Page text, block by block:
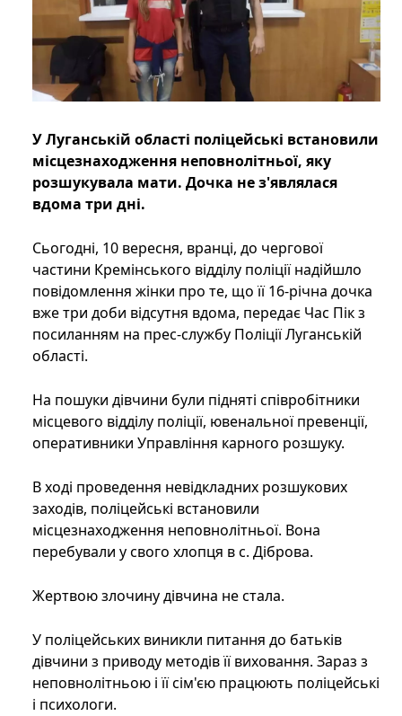
У Луганській області поліцейські встановили
місцезнаходження неповнолітньої, яку
розшукувала мати. Дочка не з'являлася
вдома три дні.
Сьогодні, 10 вересня, вранці, до чергової
частини Кремінського відділу поліції надійшло
повідомлення жінки про те, що її 16-річна дочка
вже три доби відсутня вдома, передає Час Пік з
посиланням на прес-службу Поліції Луганській
області.
На пошуки дівчини були підняті співробітники
місцевого відділу поліції, ювенальної превенції,
оперативники Управління карного розшуку.
В ході проведення невідкладних розшукових
заходів, поліцейські встановили
місцезнаходження неповнолітньої. Вона
перебували у свого хлопця в с. Діброва.
Жертвою злочину дівчина не стала.
У поліцейських виникли питання до батьків
дівчини з приводу методів її виховання. Зараз з
неповнолітньою і її сім'єю працюють поліцейські
і психологи.